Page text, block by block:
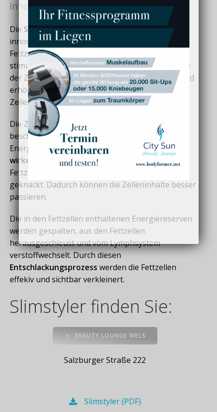
Innovativen Technologie mit Laserdioden
Die Slimstyler-Anwendungbasiert auf einer
innovativen Technologie mit Laserdioden, die die
Fettzellen durch gezielte Automatikprogramme
stimulieren. Die Mitochondrien – auch Kraftwerke
der Zelle genannt – nehmen das Laserlicht auf und
erhöhen die biologischen Prozesse innerhalb der
Zelle.
Die Zellen werden dabei nicht angegriffen oder
beschädigt, sondern zum erhöhten
Energieverbrauch angeregt. Durch dielipolytisch
wirkenden Laserdioden werden die Wände der
Fettzellen porös und die Zellenmembran wird
geknackt. Dadurch können die Zelleninhalte besser
passieren.
Die in den Fettzellen enthaltenen Energiereserven
werden gespalten, aus den Fettzellen
herausgeschleust und vom Lymphsystem
verstoffwechselt. Durch diesen
Entschlackungsprozess werden die Fettzellen
effekiv und sichtbar verkleinert.
Slimstyler finden Sie:
BEAUTY LOUNGE WELS
Salzburger Straße 222
Slimstyler (PDF)